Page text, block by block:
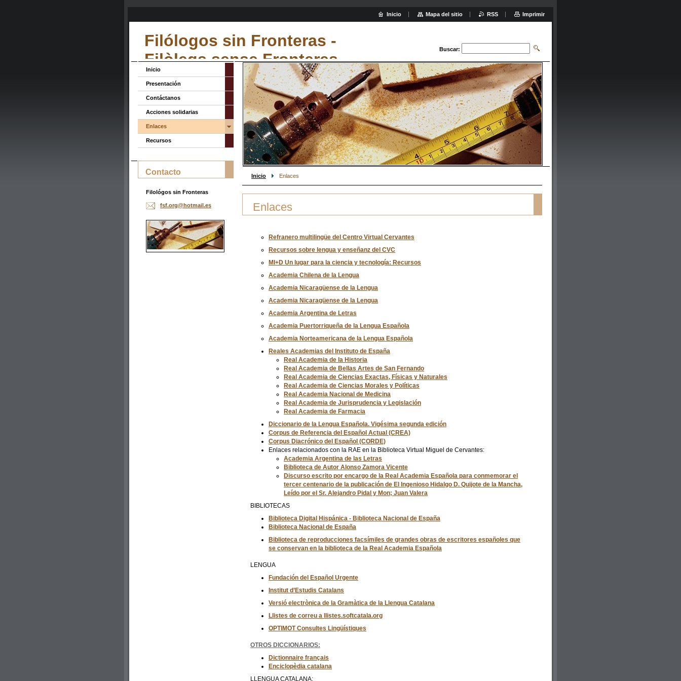
Filólogos sin Fronteras -
Filòlegs sense Fronteres
Buscar:
Inicio Enlaces
Enlaces
Refranero multilingüe del Centro Virtual Cervantes
Recursos sobre lengua y enseñanz del CVC
MI+D Un lugar para la ciencia y tecnología: Recursos
Academia Chilena de la Lengua
Academia Nicaragüense de la Lengua
Academia Nicaragüense de la Lengua
Academia Argentina de Letras
Academia Puertorriqueña de la Lengua Española
Academia Norteamericana de la Lengua Española
Reales Academias del Instituto de España
Real Academia de la Historia
Real Academia de Bellas Artes de San Fernando
Real Academia de Ciencias Exactas, Físicas y Naturales
Real Academia de Ciencias Morales y Políticas
Real Academia Nacional de Medicina
Real Academia de Jurisprudencia y Legislación
Real Academia de Farmacia
Diccionario de la Lengua Española. Vigésima segunda edición
Corpus de Referencia del Español Actual (CREA)
Corpus Diacrónico del Español (CORDE)
Enlaces relacionados con la RAE en la Biblioteca Virtual Miguel de Cervantes:
Academia Argentina de las Letras
Biblioteca de Autor Alonso Zamora Vicente
Discurso escrito por encargo de la Real Academia Española para conmemorar el
tercer centenario de la publicación de El Ingenioso Hidalgo D. Quijote de la Mancha,
Leído por el Sr. Alejandro Pidal y Mon; Juan Valera
BIBLIOTECAS
Biblioteca Digital Hispánica - Biblioteca Nacional de España
Biblioteca Nacional de España
Biblioteca de reproducciones facsímiles de grandes obras de escritores españoles que
se conservan en la biblioteca de la Real Academia Española
LENGUA
Fundación del Español Urgente
Institut d’Estudis Catalans
Versió electrònica de la Gramàtica de la Llengua Catalana
Llistes de correu a llistes.softcatala.org
OPTIMOT Consultes Lingüístiques
OTROS DICCIONARIOS:
Dictionnaire français
Enciclopèdia catalana
LLENGUA CATALANA:
Inicio
Presentación
Contáctanos
Acciones solidarias
Enlaces
Recursos
Contacto
Filológos sin Fronteras
fsf.org@hotmail.es
Inicio Mapa del sitio RSS Imprimir